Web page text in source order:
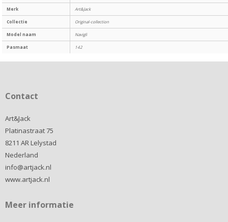
Merk Art&Jack
Collectie Original-collection
Model naam Navigli
Pasmaat 142
Contact
Art&Jack
Platinastraat 75
8211 AR Lelystad
Nederland
info@artjack.nl
www.artjack.nl
Meer informatie